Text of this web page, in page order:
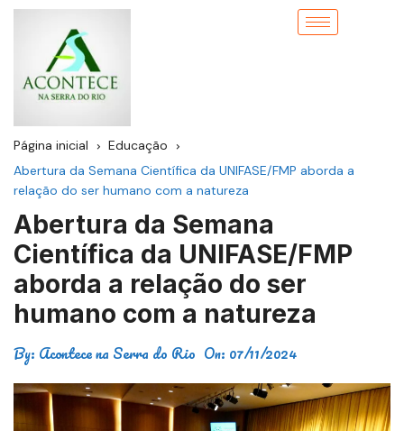
Página inicial
Educação
Abertura da Semana Científica da UNIFASE/FMP aborda a
relação do ser humano com a natureza
Abertura da Semana
Científica da UNIFASE/FMP
aborda a relação do ser
humano com a natureza
By: Acontece na Serra do Rio On: 07/11/2024